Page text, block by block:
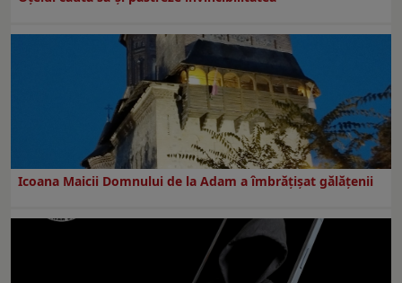
Icoana Maicii Domnului de la Adam a îmbrățișat gălățenii